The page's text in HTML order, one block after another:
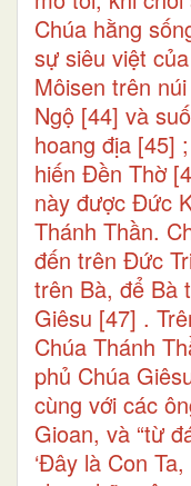
Chúa hằng
sự siêu việt
Môisen trên
Ngộ [44] và
hoang địa [45]
hiến Đền Thờ
này được Đức
Thánh Thần.
đến trên Đức
trên Bà, để Bà
Giêsu [47] .
Chúa Thánh
phủ Chúa
cùng với các
Gioan, và “từ
‘Đây là Con